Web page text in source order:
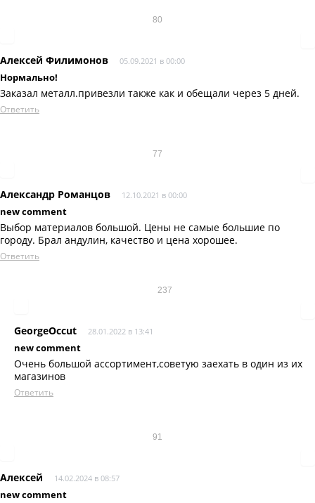
80
Алексей Филимонов 05.09.2021 в 00:00
Нормально!
Заказал металл.привезли также как и обещали через 5 дней.
Ответить
77
Александр Романцов 12.10.2021 в 00:00
new comment
Выбор материалов большой. Цены не самые большие по
городу. Брал андулин, качество и цена хорошее.
Ответить
237
GeorgeOccut 28.01.2022 в 13:41
new comment
Очень большой ассортимент,советую заехать в один из их
магазинов
Ответить
91
Алексей 14.02.2024 в 08:57
new comment